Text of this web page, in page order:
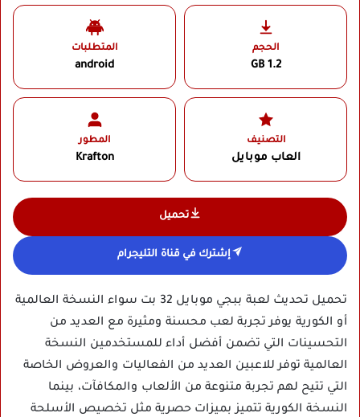
الحجم
1.2 GB
المتطلبات
android
التصنيف
العاب موبايل
المطور
Krafton
تحميل
إشترك في قناة التليجرام
تحميل تحديث لعبة ببجي موبايل 32 بت سواء النسخة العالمية
أو الكورية يوفر تجربة لعب محسنة ومثيرة مع العديد من
التحسينات التي تضمن أفضل أداء للمستخدمين النسخة
العالمية توفر للاعبين العديد من الفعاليات والعروض الخاصة
التي تتيح لهم تجربة متنوعة من الألعاب والمكافآت، بينما
النسخة الكورية تتميز بميزات حصرية مثل تخصيص الأسلحة